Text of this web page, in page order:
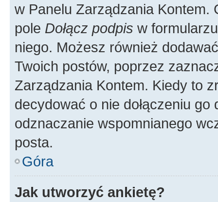
w Panelu Zarządzania
pole Dołącz podpis w
niego. Możesz również
Twoich postów, poprzez
Zarządzania Kontem. Kiedy to
decydować o nie dołączeniu
odznaczanie wspomnianego
posta.
Góra
Jak utworzyć ankietę?